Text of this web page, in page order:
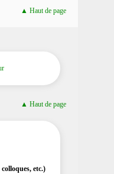
▲ Haut de page
▲ Haut de page
etc.)